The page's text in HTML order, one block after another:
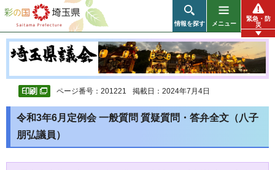
彩の国 埼玉県
情報を探す メニュー
緊急・防
災
ページ番号：201221 掲載日：2024年7月4日
令和3年6月定例会 一般質問 質疑質問・答弁全文（八子
朋弘議員）